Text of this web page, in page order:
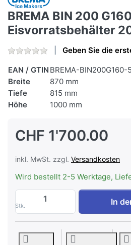
BREMA BIN 200
Eisvorratsbehälter
Geben Sie die
EAN / GTIN BREMA-BIN200G160-
Breite
870 mm
Tiefe
815 mm
Höhe
1000 mm
CHF 1'700.00
inkl. MwSt. zzgl. Versandkosten
Wird bestellt 2-5 Werktage,
Stk.
BREMA BIN
In